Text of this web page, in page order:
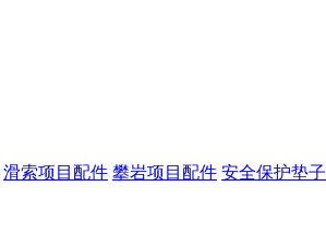
滑索项目配件 攀岩项目配件 安全保护垫子